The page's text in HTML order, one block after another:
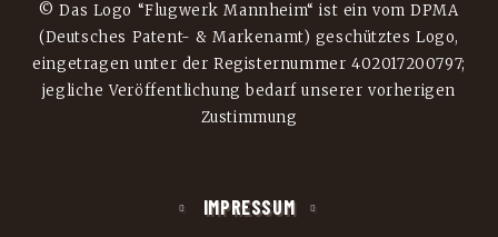
© Das Logo “Flugwerk Mannheim“ ist ein vom DPMA
(Deutsches Patent- & Markenamt) geschütztes Logo,
eingetragen unter der Registernummer 402017200797;
jegliche Veröffentlichung bedarf unserer vorherigen
Zustimmung
IMPRESSUM